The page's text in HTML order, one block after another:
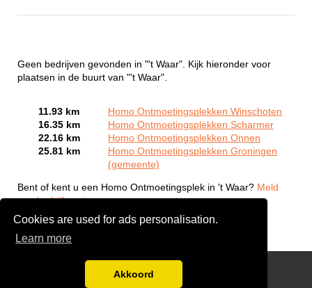
Cookies are used for ads personalisation.
Learn more
Akkoord
Geen bedrijven gevonden in "'t Waar". Kijk hieronder voor
plaatsen in de buurt van "'t Waar".
11.93 km
Homo Ontmoetingsplekken Winschoten
16.35 km
Homo Ontmoetingsplekken Scharmer
22.16 km
Homo Ontmoetingsplekken Onnen
25.81 km
Homo Ontmoetingsplekken Groningen
(gemeente)
Bent of kent u een Homo Ontmoetingsplek in 't Waar? Meld
een bedrijf gratis aan